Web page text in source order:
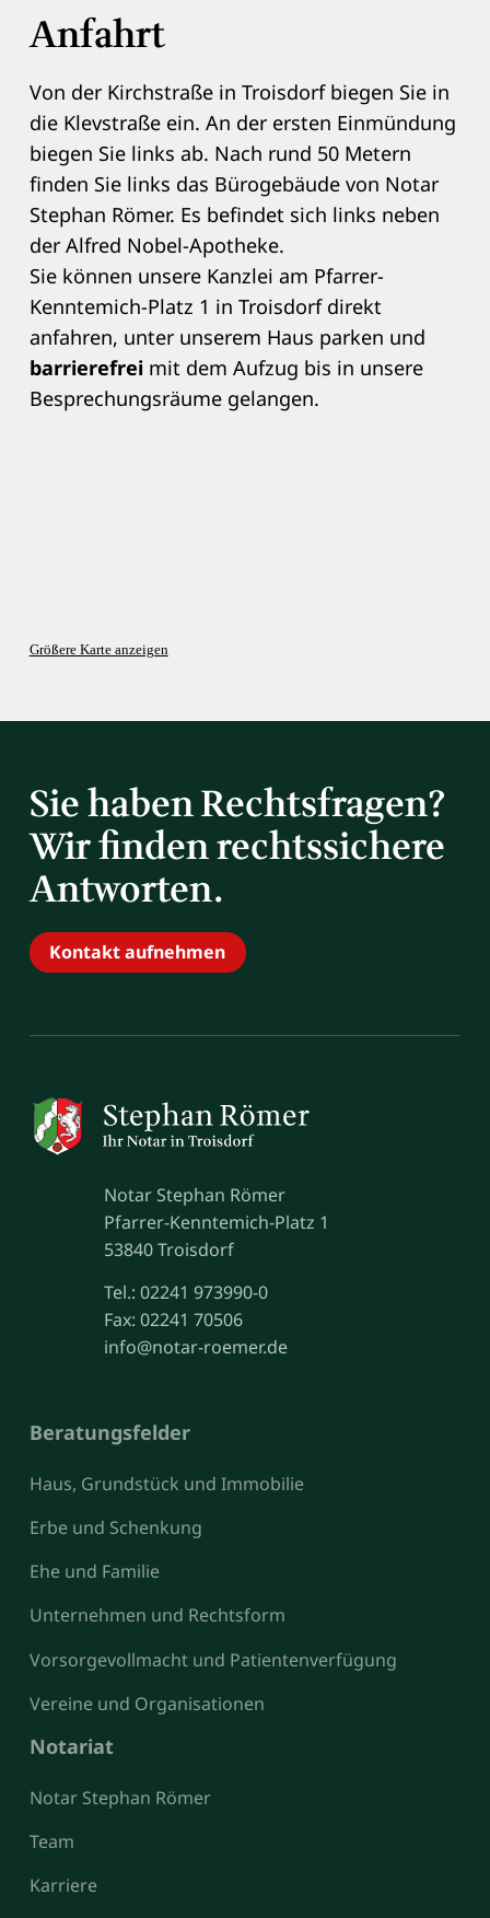
Anfahrt
Von der Kirchstraße in Troisdorf biegen Sie in
die Klevstraße ein. An der ersten Einmündung
biegen Sie links ab. Nach rund 50 Metern
finden Sie links das Bürogebäude von Notar
Stephan Römer. Es befindet sich links neben
der Alfred Nobel-Apotheke.
Sie können unsere Kanzlei am Pfarrer-
Kenntemich-Platz 1 in Troisdorf direkt
anfahren, unter unserem Haus parken und
barrierefreimit dem Aufzug bis in unsere
Besprechungsräume gelangen.
Größere Karte anzeigen
Sie haben Rechtsfragen?
Wir finden rechtssichere
Antworten.
Kontakt aufnehmen
Notar Stephan Römer
Pfarrer-Kenntemich-Platz 1
53840 Troisdorf
Tel.: 02241 973990-0
Fax: 02241 70506
info@notar-roemer.de
Beratungsfelder
Haus, Grundstück und Immobilie
Erbe und Schenkung
Ehe und Familie
Unternehmen und Rechtsform
Vorsorgevollmacht und Patientenverfügung
Vereine und Organisationen
Notariat
Notar Stephan Römer
Team
Karriere